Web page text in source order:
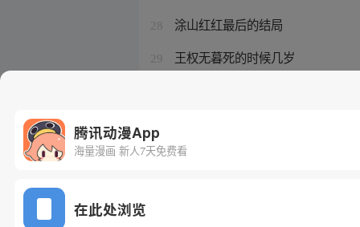
28 涂山红红最后的结局
29 王权无暮死的时候几岁
腾讯动漫App
海量漫画 新人7天免费看
在此处浏览